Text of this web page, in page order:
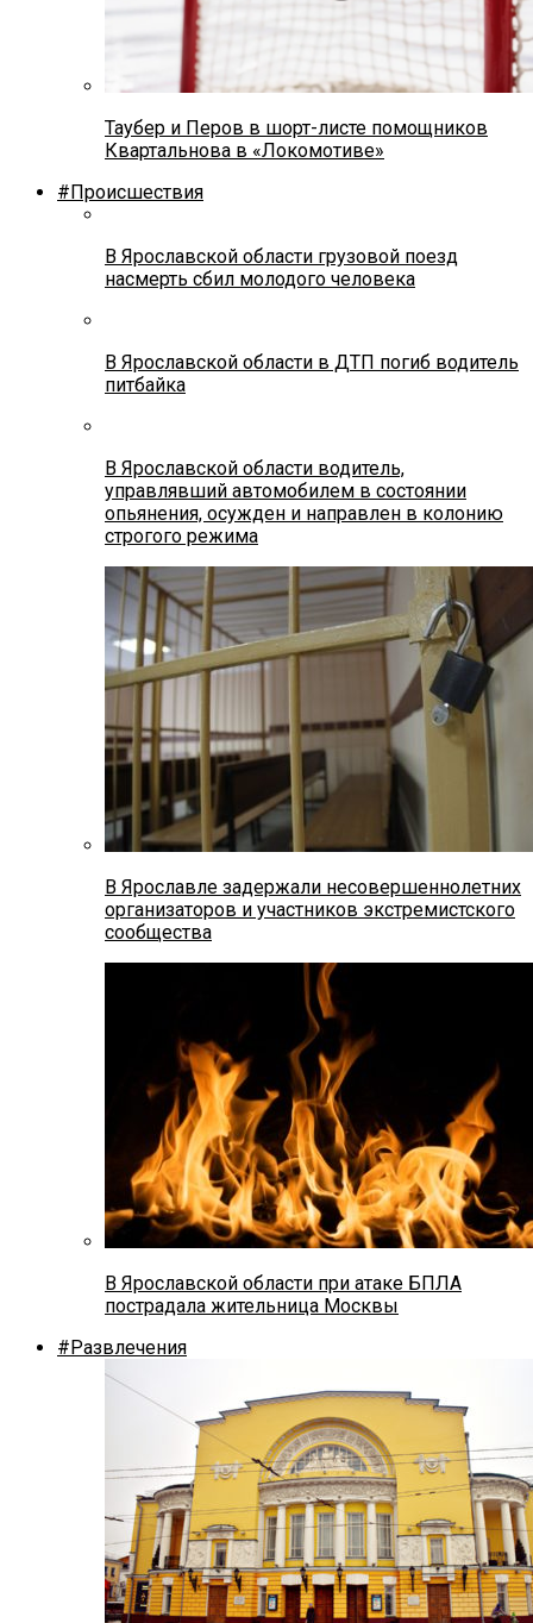
Таубер и Перов в шорт-листе помощников
Квартальнова в «Локомотиве»
#Происшествия
В Ярославской области грузовой поезд
насмерть сбил молодого человека
В Ярославской области в ДТП погиб водитель
питбайка
В Ярославской области водитель,
управлявший автомобилем в состоянии
опьянения, осужден и направлен в колонию
строгого режима
В Ярославле задержали несовершеннолетних
организаторов и участников экстремистского
сообщества
В Ярославской области при атаке БПЛА
пострадала жительница Москвы
#Развлечения